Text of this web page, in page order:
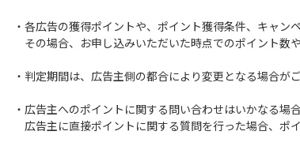
・各広告の獲得ポイントや、ポイント獲得条件、キャン
その場合、お申し込みいただいた時点でのポイント数
・判定期間は、広告主側の都合により変更となる場合がご
・広告主へのポイントに関する問い合わせはいかなる場合
広告主に直接ポイントに関する質問を行った場合、ポ